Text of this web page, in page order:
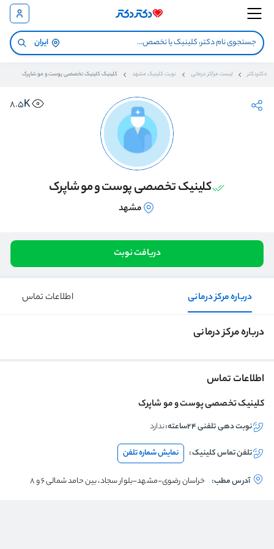
ایران
دکتردکتر لیست مراکز درمانی نوبت کلینیک مشهد کلینیک کلینیک تخصصی پوست و مو شاپرک
8.5K
کلینیک تخصصی پوست و مو شاپرک
مشهد
دریافت نوبت
درباره مرکز درمانی اطلاعات تماس
درباره مرکز درمانی
اطلاعات تماس
کلینیک تخصصی پوست و مو شاپرک
نوبت دهی تلفنی ۲۴ساعته: ندارد
تلفن تماسکلینیک: نمایش شماره تلفن
آدرس مطب: خراسان رضوی-مشهد-بلوار سجاد، بین حامد شمالی 6 و 8